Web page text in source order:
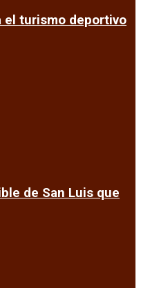
el turismo deportivo
de San Luis que